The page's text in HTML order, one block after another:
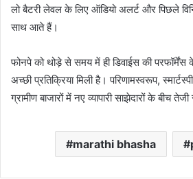
लो बैटरी लेवल के लिए ऑडियो अलर्ट और पिछले
साथ आते हैं।
फोनपे को थोड़े से समय में ही डिवाईस की परफॉर्मेंस
अच्छी प्रतिक्रिया मिली है। परिणामस्वरूप,
ग्रामीण बाजारों में नए व्यापारी साझेदारों के बीच
marathi bhasha